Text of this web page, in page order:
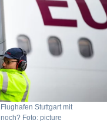
Stuttgart mit
Foto: picture